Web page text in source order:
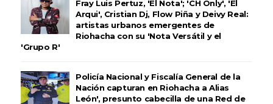
Fray Luis Pertuz, 'El Nota'; 'CH Only', 'El
Arqui', Cristian Dj, Flow Piña y Deivy Real:
artistas urbanos emergentes de
Riohacha con su 'Nota Versátil y el
'Grupo R'
Policía Nacional y Fiscalía General de la
Nación capturan en Riohacha a Alias
León', presunto cabecilla de una Red de